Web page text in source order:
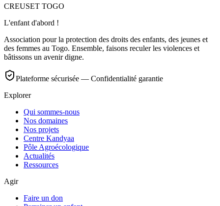
CREUSET TOGO
L'enfant d'abord !
Association pour la protection des droits des enfants, des jeunes et
des femmes au Togo. Ensemble, faisons reculer les violences et
bâtissons un avenir digne.
Plateforme sécurisée — Confidentialité garantie
Explorer
Qui sommes-nous
Nos domaines
Nos projets
Centre Kandyaa
Pôle Agroécologique
Actualités
Ressources
Agir
Faire un don